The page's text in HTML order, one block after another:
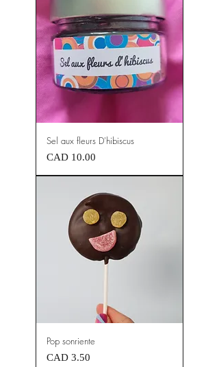
Sel aux fleurs D'hibiscus
Precio
CAD 10.00
Pop sonriente
Precio
CAD 3.50